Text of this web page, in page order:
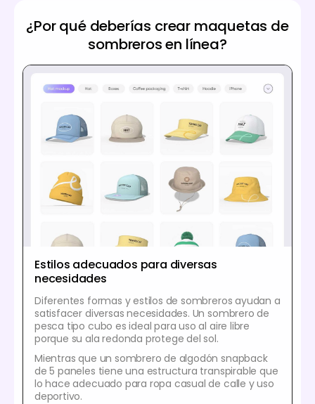
¿Por qué deberías crear maquetas de
sombreros en línea?
Estilos adecuados para diversas
necesidades
Diferentes formas y estilos de sombreros ayudan a
satisfacer diversas necesidades. Un sombrero de
pesca tipo cubo es ideal para uso al aire libre
porque su ala redonda protege del sol.
Mientras que un sombrero de algodón snapback
de 5 paneles tiene una estructura transpirable que
lo hace adecuado para ropa casual de calle y uso
deportivo.